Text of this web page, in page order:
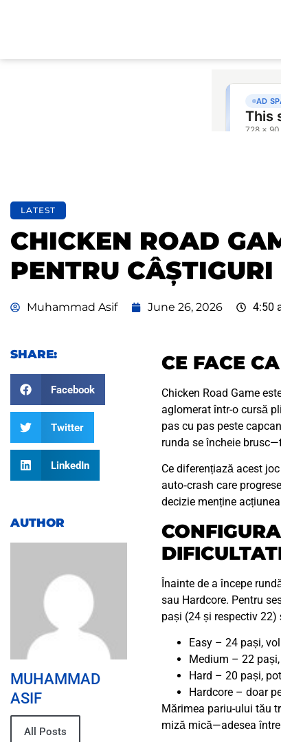
LATEST
CHICKEN ROAD
PENTRU
Muhammad Asif June 26, 2026 4:50
SHARE:
Facebook
Twitter
LinkedIn
AUTHOR
MUHAMMAD
ASIF
All Posts
CE FACE
Chicken Road Game
aglomerat într-o cursă
pas cu pas peste
runda se încheie
Ce diferențiază acest
auto‑crash care
decizie menține
Înainte de a începe
sau Hardcore. Pentru
pași (24 și respectiv
Easy – 24 pași,
Medium – 22
Hard – 20 pași,
Hardcore – doar
Mărimea pariu-ului tău
miză mică—adesea